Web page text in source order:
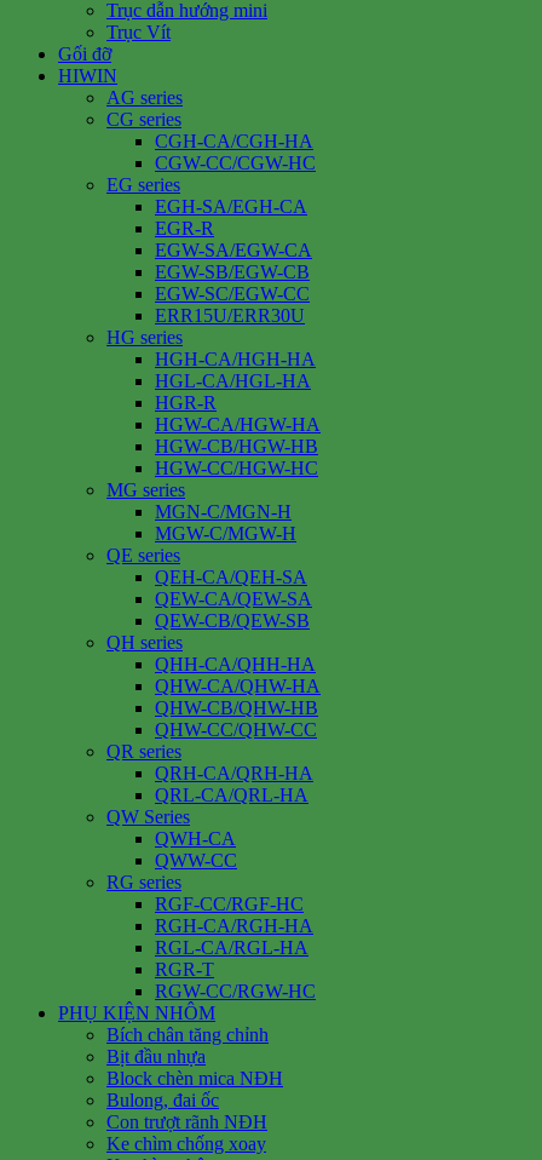
Trục dẫn hướng mini
Trục Vít
Gối đỡ
HIWIN
AG series
CG series
CGH-CA/CGH-HA
CGW-CC/CGW-HC
EG series
EGH-SA/EGH-CA
EGR-R
EGW-SA/EGW-CA
EGW-SB/EGW-CB
EGW-SC/EGW-CC
ERR15U/ERR30U
HG series
HGH-CA/HGH-HA
HGL-CA/HGL-HA
HGR-R
HGW-CA/HGW-HA
HGW-CB/HGW-HB
HGW-CC/HGW-HC
MG series
MGN-C/MGN-H
MGW-C/MGW-H
QE series
QEH-CA/QEH-SA
QEW-CA/QEW-SA
QEW-CB/QEW-SB
QH series
QHH-CA/QHH-HA
QHW-CA/QHW-HA
QHW-CB/QHW-HB
QHW-CC/QHW-CC
QR series
QRH-CA/QRH-HA
QRL-CA/QRL-HA
QW Series
QWH-CA
QWW-CC
RG series
RGF-CC/RGF-HC
RGH-CA/RGH-HA
RGL-CA/RGL-HA
RGR-T
RGW-CC/RGW-HC
PHỤ KIỆN NHÔM
Bích chân tăng chỉnh
Bịt đầu nhựa
Block chèn mica NĐH
Bulong, đai ốc
Con trượt rãnh NĐH
Ke chìm chống xoay